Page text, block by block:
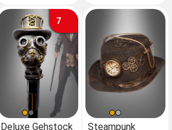
7
Deluxe Gehstock
Steampunk